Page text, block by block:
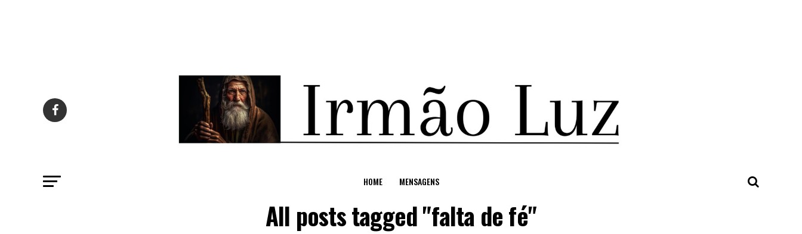
HOME MENSAGENS
All posts tagged "falta de fé"